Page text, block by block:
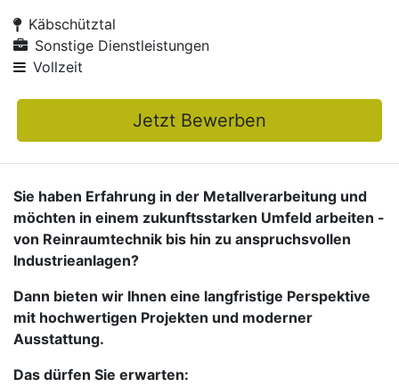
Käbschütztal
Sonstige Dienstleistungen
Vollzeit
Jetzt Bewerben
Sie haben Erfahrung in der Metallverarbeitung und
möchten in einem zukunftsstarken Umfeld arbeiten -
von Reinraumtechnik bis hin zu anspruchsvollen
Industrieanlagen?
Dann bieten wir Ihnen eine langfristige Perspektive
mit hochwertigen Projekten und moderner
Ausstattung.
Das dürfen Sie erwarten: